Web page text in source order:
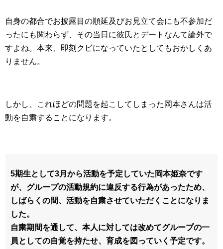
自身の都合でお披露目の順延及びお見立て会にも不参加だ
ったにも関わらず、その当日に彼氏とデートなんて論外で
すよね。本来、即刻クビになっていたとしてもおかしくあ
りません。
しかし、これほどの問題を起こしてしまった岡本さんは活
動を自粛することになります。
5期生として3月から活動を予定していた岡本姫奈です
が、グループの活動規約に違反する行為があったため、
しばらくの間、活動を自粛させていただくことになりま
した。
自粛期間を通して、本人に対しては改めてグループの一
員としての自覚を持たせ、育成を図っていく予定です。